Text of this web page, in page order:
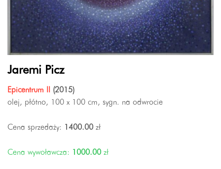
Jaremi Picz
Epicentrum II
(2015)
olej, płótno, 100 x 100 cm, sygn. na odwrocie
Cena sprzedaży: 1400.00 zł
Cena wywoławcza: 1000.00 zł